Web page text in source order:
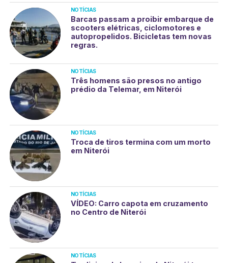
NOTÍCIAS
Barcas passam a proibir embarque de
scooters elétricas, ciclomotores e
autopropelidos. Bicicletas tem novas
regras.
NOTÍCIAS
Três homens são presos no antigo
prédio da Telemar, em Niterói
NOTÍCIAS
Troca de tiros termina com um morto
em Niterói
NOTÍCIAS
VÍDEO: Carro capota em cruzamento
no Centro de Niterói
NOTÍCIAS